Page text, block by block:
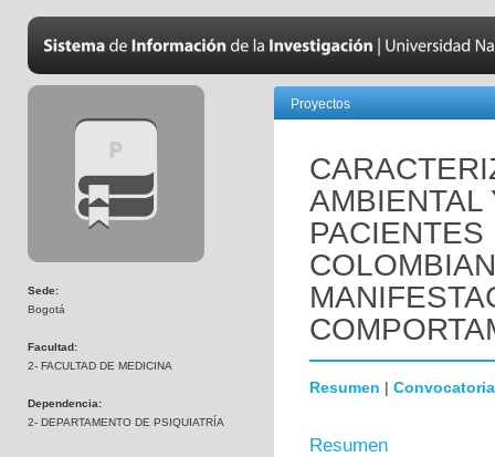
Sede:
Bogotá
Facultad:
2- FACULTAD DE MEDICINA
Dependencia:
2- DEPARTAMENTO DE PSIQUIATRÍA
Proyectos
AMBIENTAL
Resumen | Convocatoria
Resumen